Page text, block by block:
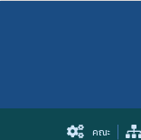
คณะ